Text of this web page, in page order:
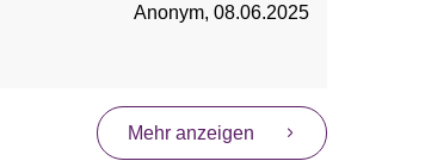
Anonym, 08.06.2025
Mehr anzeigen